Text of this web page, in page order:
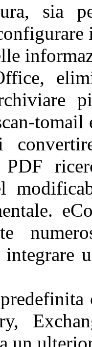
sia
tomail
PDF